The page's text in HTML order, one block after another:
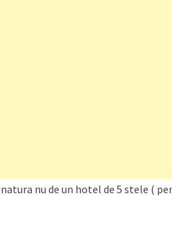
nu de un hotel de 5 stele (